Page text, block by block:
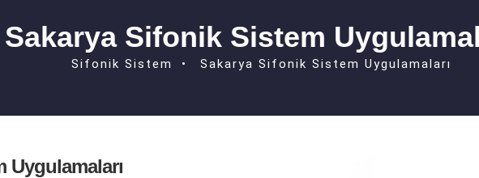
Sakarya Sifonik Sistem
Sifonik Sistem Sakarya Sifonik Sistem Uygulamaları
Uygulamaları